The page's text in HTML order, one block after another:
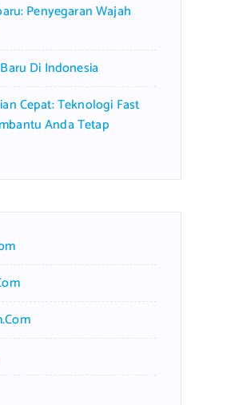
Penyegaran Wajah
Di Indonesia
Cepat: Teknologi Fast
Anda Tetap